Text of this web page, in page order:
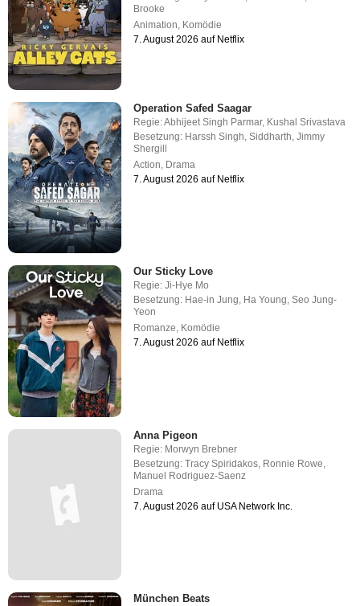
Brooke
Animation Komödie
7. August 2026 auf Netflix
Operation Safed Saagar
Regie:Abhijeet Singh Parmar, Kushal Srivastava
Besetzung: Harssh Singh,Siddharth,Jimmy
Shergill
Action, Drama
7. August 2026 auf Netflix
Our Sticky Love
Regie:Ji-Hye Mo
Besetzung: Hae-in Jung, Ha Young,Seo Jung-
Yeon
Romanze, Komödie
7. August 2026 auf Netflix
Anna Pigeon
Regie: Morwyn Brebner
Besetzung:Tracy Spiridakos Ronnie Rowe
Manuel Rodriguez-Saenz
Drama
7. August 2026 auf USA Network Inc.
München Beats